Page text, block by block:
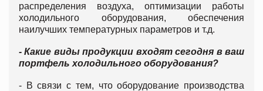
распределения воздуха, оптимизации работы
холодильного оборудования, обеспечения
наилучших температурных параметров и т.д.
- Какие виды продукции входят сегодня в ваш
портфель холодильного оборудования?
- В связи с тем, что оборудование производства